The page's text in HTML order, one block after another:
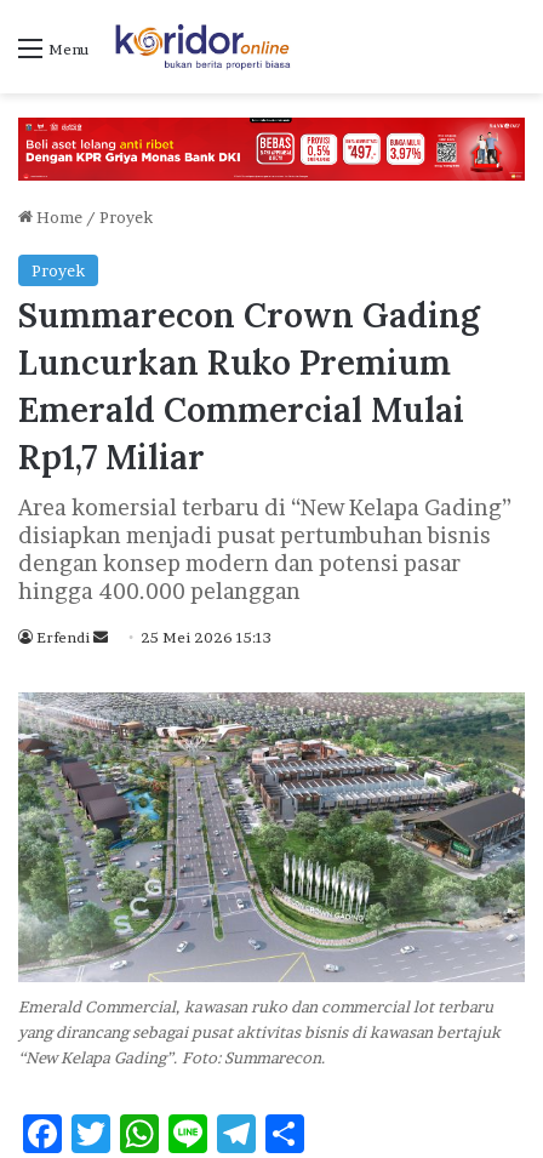
Menu
Home / Proyek
Proyek
Summarecon Crown Gading
Luncurkan Ruko Premium
Emerald Commercial Mulai
Rp1,7 Miliar
Area komersial terbaru di “New Kelapa Gading”
disiapkan menjadi pusat pertumbuhan bisnis
dengan konsep modern dan potensi pasar
hingga 400.000 pelanggan
Erfendi
n
d
a
n
e
m
a
i
l
25 Mei 2026 15:13
Emerald Commercial, kawasan ruko dan commercial lot terbaru
yang dirancang sebagai pusat aktivitas bisnis di kawasan bertajuk
“New Kelapa Gading”. Foto: Summarecon.
F
T
W Li T